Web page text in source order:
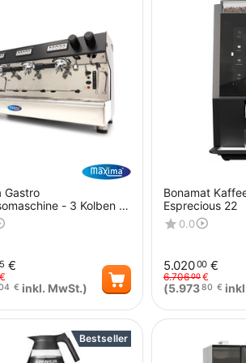
Gastro
- 3 Kolben -
pro Stunde
€
€
€ inkl. MwSt.)
Bonamat
Esprecious 22
0.0
5.02000 €
6.70600€
(5.97380 €
Bestseller